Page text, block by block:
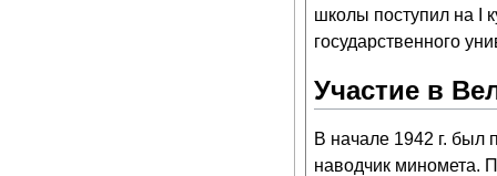
школы поступил на I
государственного
Участие в
В начале 1942 г. был
наводчик миномета.